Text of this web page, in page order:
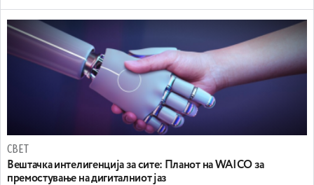
СВЕТ
Вештачка интелигенција за сите: Планот на WAICO за
премостување на дигиталниот јаз